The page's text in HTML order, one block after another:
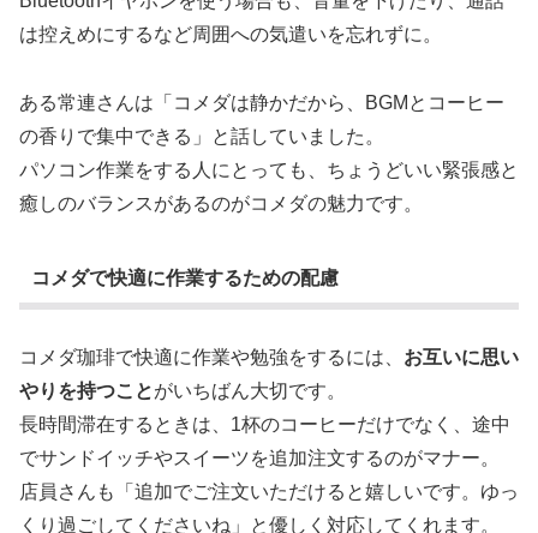
は控えめにするなど周囲への気遣いを忘れずに。
ある常連さんは「コメダは静かだから、BGMとコーヒー
の香りで集中できる」と話していました。
パソコン作業をする人にとっても、ちょうどいい緊張感と
癒しのバランスがあるのがコメダの魅力です。
コメダで快適に作業するための配慮
コメダ珈琲で快適に作業や勉強をするには、 お互いに思い
やりを持つことがいちばん大切です。
長時間滞在するときは、1杯のコーヒーだけでなく、途中
でサンドイッチやスイーツを追加注文するのがマナー。
店員さんも「追加でご注文いただけると嬉しいです。ゆっ
くり過ごしてくださいね」と優しく対応してくれます。